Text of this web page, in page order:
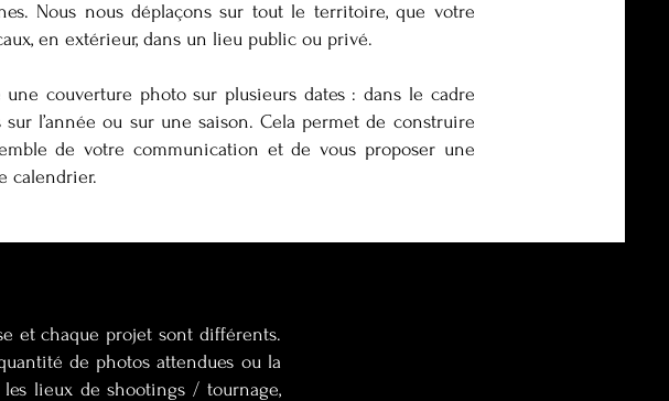
Nous nous déplaçons sur tout le territoire, que votre
en extérieur, dans un lieu public ou privé.
couverture photo sur plusieurs dates : dans le cadre
sur l’année ou sur une saison. Cela permet de construire
de votre communication et de vous proposer une
calendrier.
et chaque projet sont différents.
de photos attendues ou la
lieux de shootings / tournage,